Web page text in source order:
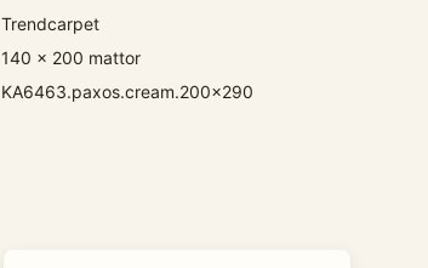
Trendcarpet
140 x 200 mattor
KA6463.paxos.cream.200x290